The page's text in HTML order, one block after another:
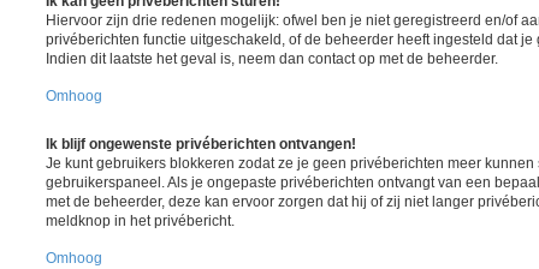
Hiervoor zijn drie redenen mogelijk: ofwel ben je niet geregistreerd en/of
privéberichten functie uitgeschakeld, of de beheerder heeft ingesteld dat
Indien dit laatste het geval is, neem dan contact op met de beheerder.
Omhoog
Ik blijf ongewenste privéberichten ontvangen!
Je kunt gebruikers blokkeren zodat ze je geen privéberichten meer kunnen
gebruikerspaneel. Als je ongepaste privéberichten ontvangt van een
met de beheerder, deze kan ervoor zorgen dat hij of zij niet langer
meldknop in het privébericht.
Omhoog